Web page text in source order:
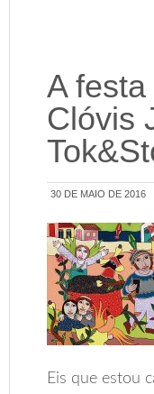
A
Clóvis
30 DE MAIO DE 2016
Eis que estou